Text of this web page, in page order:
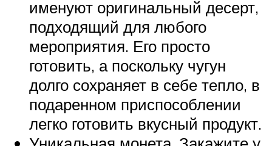
именуют оригинальный десерт,
подходящий для любого
мероприятия. Его просто
готовить, а поскольку чугун
долго сохраняет в себе тепло, в
подаренном приспособлении
легко готовить вкусный продукт.